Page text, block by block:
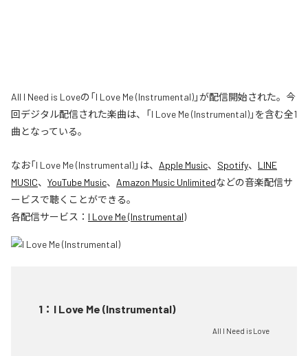
All I Need is Loveの「I Love Me (Instrumental)」が配信開始された。今
回デジタル配信された楽曲は、「I Love Me (Instrumental)」を含む全1
曲となっている。
なお「I Love Me (Instrumental)」は、 Apple Music、 Spotify、 LINE
MUSIC、 YouTube Music、 Amazon Music Unlimitedなどの音楽配信サ
ービスで聴くことができる。
各配信サービス： I Love Me (Instrumental)
1 ： I Love Me (Instrumental)
All I Need is Love